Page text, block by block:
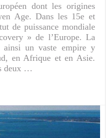
dont les origines
Age. Dans les 15e et
de puissance mondiale
» de l’Europe. La
ainsi un vaste empire y
en Afrique et en Asie.
deux …